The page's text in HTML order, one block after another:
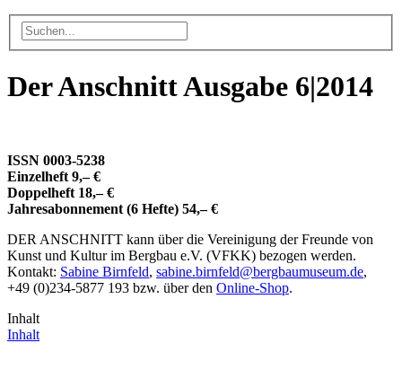
Der Anschnitt Ausgabe 6|2014
ISSN 0003-5238
Einzelheft 9,– €
Doppelheft 18,– €
Jahresabonnement (6 Hefte) 54,– €
DER ANSCHNITT kann über die Vereinigung der Freunde von
Kunst und Kultur im Bergbau e.V. (VFKK) bezogen werden.
Kontakt: Sabine Birnfeld, sabine.birnfeld@bergbaumuseum.de,
+49 (0)234-5877 193 bzw. über den Online-Shop.
Inhalt
Inhalt